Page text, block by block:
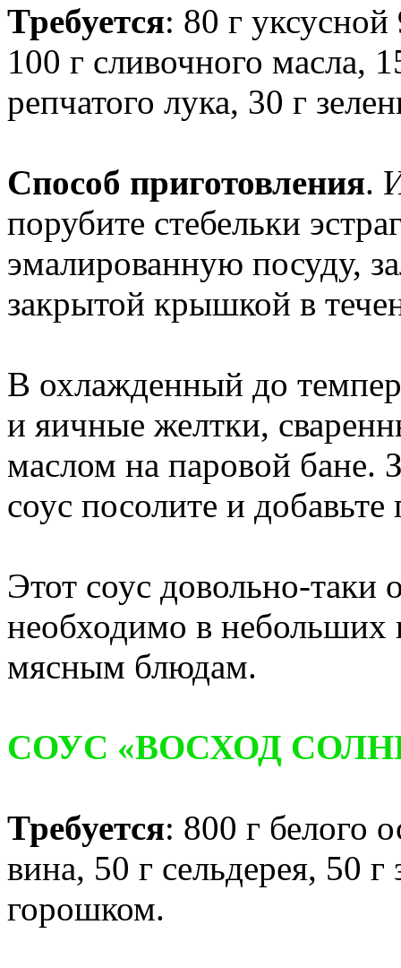
Требуется: 80 г
100 г сливочного масла,
репчатого лука, 30 г
Способ приготовления.
порубите стебельки
эмалированную посуду,
закрытой крышкой в
В охлажденный до
и яичные желтки,
маслом на паровой бане.
соус посолите и добавьте
Этот соус довольно-таки
необходимо в небольших
мясным блюдам.
СОУС «ВОСХОД
Требуется: 800 г белого
вина, 50 г сельдерея, 50
горошком.